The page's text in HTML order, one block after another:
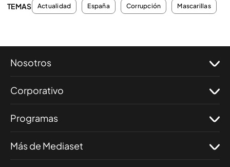
TEMAS Actualidad España Corrupción Mascarillas
Nosotros
Corporativo
Programas
Más de Mediaset